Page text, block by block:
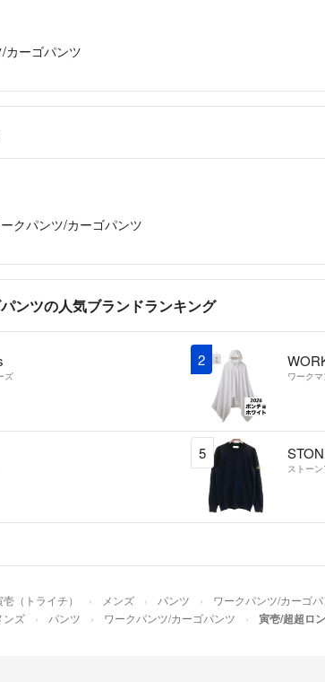
カーゴパンツ
クパンツ/カーゴパンツ
ンツの人気ブランドランキング
ズ
2
ワークマ
5
ストー
壱（トライチ） メンズ パンツ ワークパンツ/カーゴ
ンズ パンツ ワークパンツ/カーゴパンツ 寅壱/超超ロ